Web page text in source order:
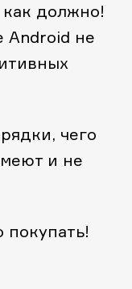
должно!
Android не
чего
и не